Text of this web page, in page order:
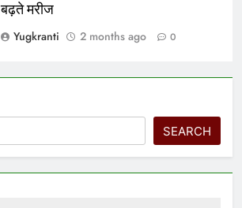
बढ़ते मरीज
Yugkranti
2 months ago 0
SEARCH